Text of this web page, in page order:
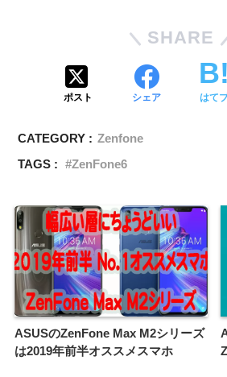
SHARE
ポスト シェア はて
CATEGORY : Zenfone
TAGS :
ZenFone6
ASUSのZenFone Max M2シリーズ
は2019年前半オススメスマホ